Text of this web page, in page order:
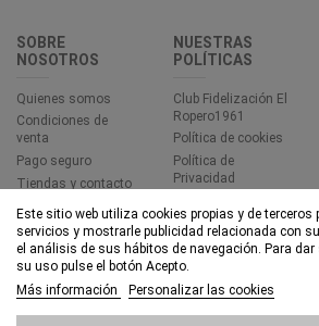
SOBRE
NOSOTROS
Quienes somos
Condiciones de
venta
Pago seguro
Tiendas y contacto
NUESTRAS
POLÍTICAS
Club Fidelización El
Ropero1961
Política de cookies
Política de
Privacidad
Accesibilidad
Este sitio web utiliza cookies propias y de terceros
servicios y mostrarle publicidad relacionada con
el análisis de sus hábitos de navegación. Para
su uso pulse el botón Acepto.
Más información
Personalizar las cookies
© EL ROPERO 1961 - Todos los derechos